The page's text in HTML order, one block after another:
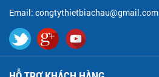
Email: congtythietbiachau@gmail.com